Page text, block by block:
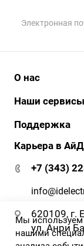
О нас
История
Сертификаты
АйДи-тур
Реквизиты
Наши сервисы
АйДи бизнес
АйДи-тур
ЭДО
Поддержка
Документация и
Гарантия и
Карьера в
+7 (343)
620109, г.
ул. Анри
Мы
нашими